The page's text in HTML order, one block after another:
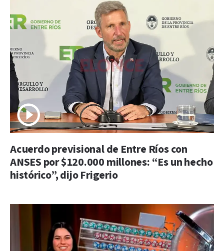
Acuerdo previsional de Entre Ríos con
ANSES por $120.000 millones: “Es un hecho
histórico”, dijo Frigerio